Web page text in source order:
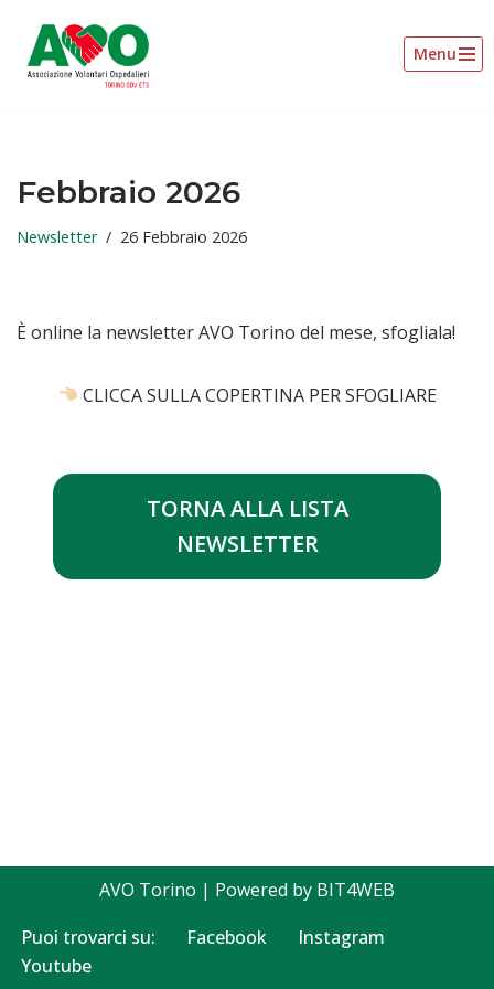
Vai
Menu
Febbraio 2026
Newsletter 26 Febbraio 2026
È online la newsletter AVO Torino del mese, sfogliala!
CLICCA SULLA COPERTINA PER SFOGLIARE
TORNA ALLA LISTA
NEWSLETTER
AVO Torino | Powered by BIT4WEB
Puoi trovarci su:
Facebook
Instagram
Youtube